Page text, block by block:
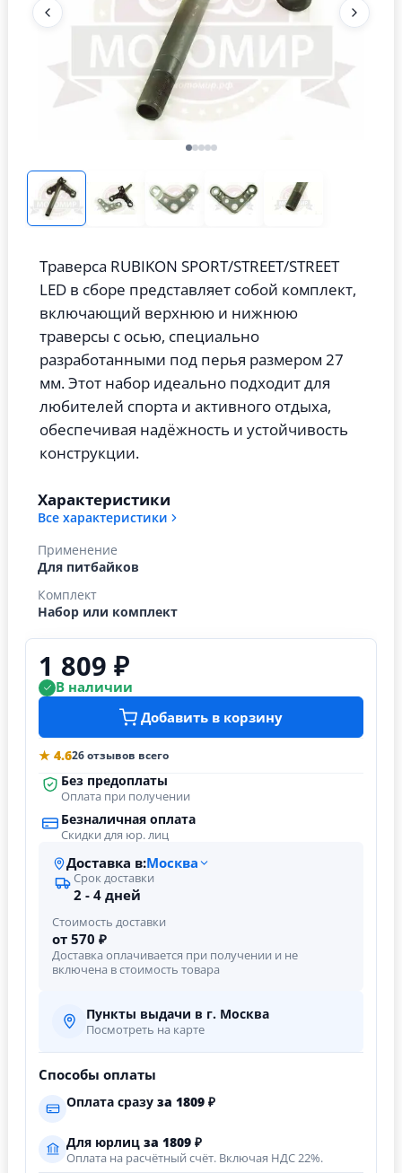
Траверса RUBIKON SPORT/STREET/STREET
LED в сборе представляет собой комплект,
включающий верхнюю и нижнюю
траверсы с осью, специально
разработанными под перья размером 27
мм. Этот набор идеально подходит для
любителей спорта и активного отдыха,
обеспечивая надёжность и устойчивость
конструкции.
Характеристики
Все характеристики
Применение
Для питбайков
Комплект
Набор или комплект
1 809 ₽
В наличии
Добавить в корзину
★ 4.626 отзывов всего
Без предоплаты
Оплата при получении
Безналичная оплата
Скидки для юр. лиц
Доставка в:Москва
Срок доставки
2 - 4 дней
Стоимость доставки
от 570 ₽
Доставка оплачивается при получении и не
включена в стоимость товара
Пункты выдачи в г. Москва
Посмотреть на карте
Способы оплаты
Оплата сразу за 1809 ₽
Для юрлиц за 1809 ₽
Оплата на расчётный счёт. Включая НДС 22%.